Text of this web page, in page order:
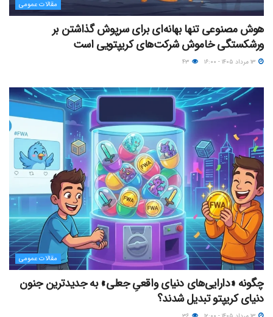
مقالات عمومی
هوش مصنوعی تنها بهانه‌ای برای سرپوش گذاشتن بر
ورشکستگی خاموش شرکت‌های کریپتویی است
مقالات عمومی
چگونه «دارایی‌های دنیای واقعیِ جعلی» به جدیدترین جنون
دنیای کریپتو تبدیل شدند؟